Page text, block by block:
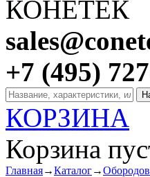
+7 (495)
КОРЗИНА
Корзина
Главная→Каталог→